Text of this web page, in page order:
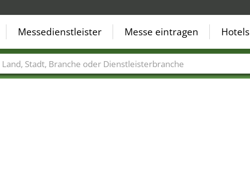
Messedienstleister Messe eintragen Hotels
Städte Branchen Dienstleisterbranchen